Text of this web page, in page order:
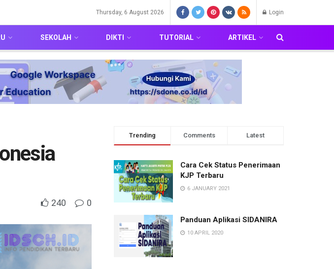
Thursday, 6 August 2026 Login
SEKOLAH DIKTI TUTORIAL ARTIKEL
240 0
Trending Comments Latest
Cara Cek Status Penerimaan
KJP Terbaru
6 JANUARY 2021
Panduan Aplikasi SIDANIRA
10 APRIL 2020